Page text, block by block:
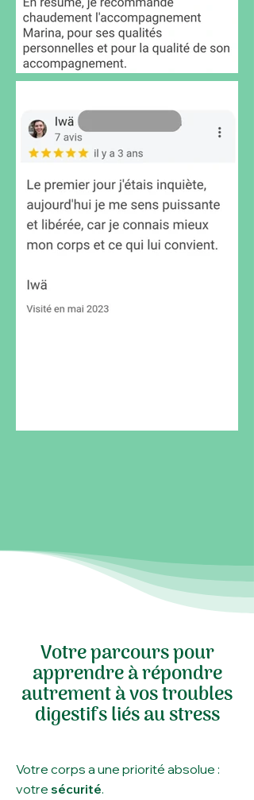
Votre parcours pour
apprendre à répondre
autrement à vos troubles
digestifs liés au stress
Votre corps a une priorité absolue :
votre sécurité.